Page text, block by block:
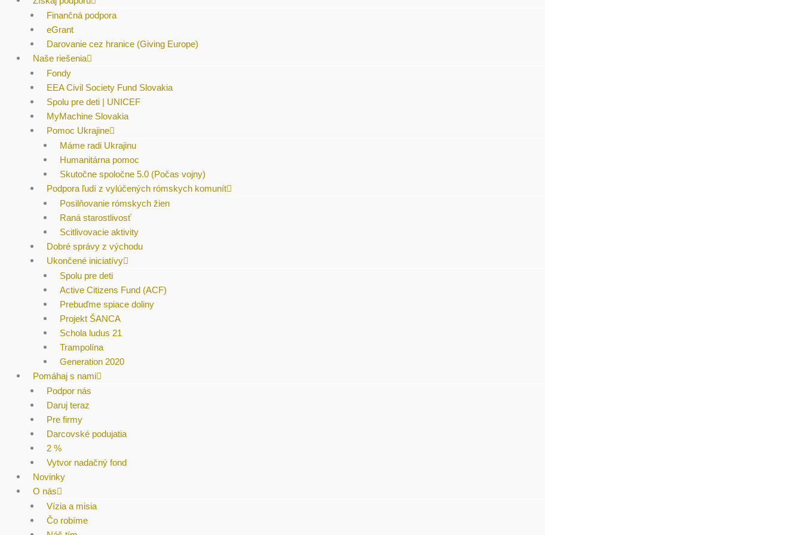
Finančná podpora
eGrant
Darovanie cez hranice (Giving Europe)
Naše riešenia
Fondy
EEA Civil Society Fund Slovakia
Spolu pre deti | UNICEF
MyMachine Slovakia
Pomoc Ukrajine
Máme radi Ukrajinu
Humanitárna pomoc
Skutočne spoločne 5.0 (Počas vojny)
Podpora ľudí z vylúčených rómskych komunít
Posilňovanie rómskych žien
Raná starostlivosť
Scitlivovacie aktivity
Dobré správy z východu
Ukončené iniciatívy
Spolu pre deti
Active Citizens Fund (ACF)
Prebuďme spiace doliny
Projekt ŠANCA
Schola ludus 21
Trampolína
Generation 2020
Pomáhaj s nami
Podpor nás
Daruj teraz
Pre firmy
Darcovské podujatia
2 %
Vytvor nadačný fond
Novinky
O nás
Vízia a misia
Čo robíme